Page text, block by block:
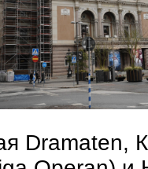
Dramaten,